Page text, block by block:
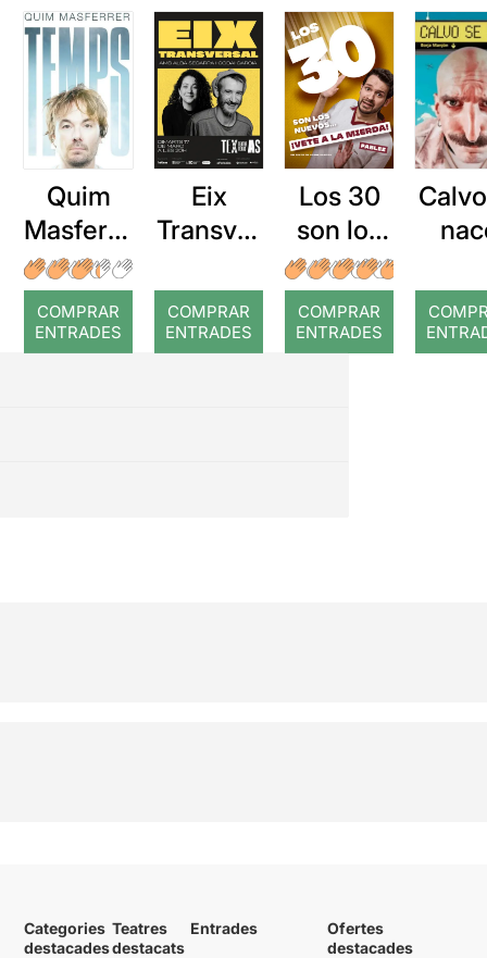
Quim
Masferre
r: Temps
COMPRAR
ENTRADES
Eix
Transver
COMPRAR
ENTRADES
Los 30
son los
nuevos...
¡Vete a la
mierda!
COMPRAR
ENTRADES
Categories
destacades
Teatres
destacats
Entrades
Ofertes
destacades